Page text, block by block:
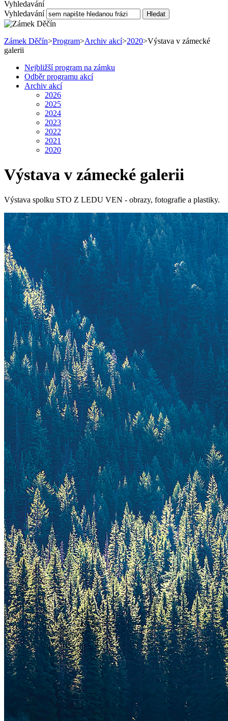
Vyhledavání
Vyhledavání
Hledat
Zámek Děčín>Program>Archiv akcí>2020>Výstava v zámecké
galerii
Nejbližší program na zámku
Odběr programu akcí
Archiv akcí
2026
2025
2024
2023
2022
2021
2020
Výstava v zámecké galerii
Výstava spolku STO Z LEDU VEN - obrazy, fotografie a plastiky.